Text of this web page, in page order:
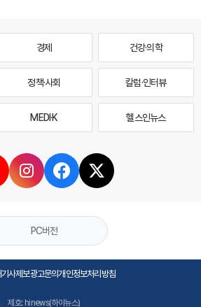
경제 건강·의학
정책·사회 칼럼·인터뷰
MEDI·K 헬스인뉴스
PC버전
기사제보광고문의개인정보처리방침
제호: hinews(하이뉴스)